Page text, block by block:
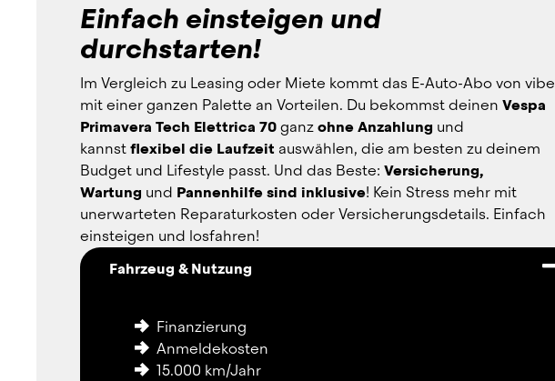
Einfach einsteigen und
durchstarten!
Im Vergleich zu Leasing oder Miete kommt das E-Auto-Abo von vibe
mit einer ganzen Palette an Vorteilen. Du bekommst deinen Vespa
Primavera Tech Elettrica 70 ganz ohne Anzahlung und
kannst flexibel die Laufzeit auswählen, die am besten zu deinem
Budget und Lifestyle passt. Und das Beste: Versicherung,
Wartung und Pannenhilfe sind inklusive! Kein Stress mehr mit
unerwarteten Reparaturkosten oder Versicherungsdetails. Einfach
einsteigen und losfahren!
Fahrzeug & Nutzung
Finanzierung
Anmeldekosten
15.000 km/Jahr